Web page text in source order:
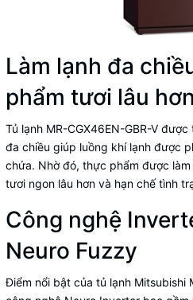
Làm lạnh đa
phẩm tươi lâu hơn
Tủ lạnh MR-CGX46EN-GBR-V
đa chiều giúp luồng khí lạnh được
chứa. Nhờ đó, thực phẩm được
tươi ngon lâu hơn và hạn chế tình
Công nghệ
Neuro Fuzzy
Điểm nổi bật của tủ lạnh Mitsubishi